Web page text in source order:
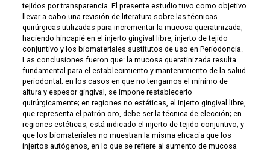
tejidos por transparencia. El presente estudio tuvo como objetivo
llevar a cabo una revisión de literatura sobre las técnicas
quirúrgicas utilizadas para incrementar la mucosa queratinizada,
haciendo hincapié en el injerto gingival libre, injerto de tejido
conjuntivo y los biomateriales sustitutos de uso en Periodoncia.
Las conclusiones fueron que: la mucosa queratinizada resulta
fundamental para el establecimiento y mantenimiento de la salud
periodontal; en los casos en que no tengamos el mínimo de
altura y espesor gingival, se impone restablecerlo
quirúrgicamente; en regiones no estéticas, el injerto gingival libre,
que representa el patrón oro, debe ser la técnica de elección; en
regiones estéticas, está indicado el injerto de tejido conjuntivo; y
que los biomateriales no muestran la misma eficacia que los
injertos autógenos, en lo que se refiere al aumento de mucosa